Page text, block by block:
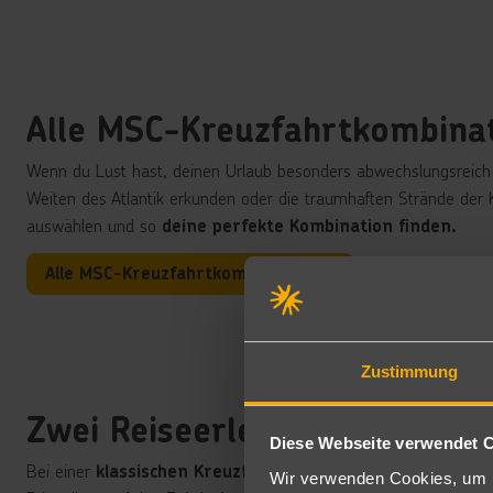
Zustimmung
Diese Webseite verwendet
Wir verwenden Cookies,
Alle MSC-
Wenn du Lust hast, deinen Urlaub besonders
Weiten des Atlantik erkunden oder die traumhaften Strände
auswählen und so deine perfekte Kombination finden.
Alle MSC-Kreuzfahrtkombinationen
Zwei Reiseerlebnisse in
Bei einer klassischen Kreuzfahrtverbringst du deine